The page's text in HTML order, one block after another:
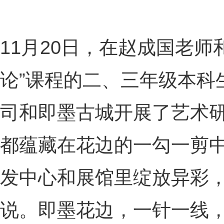
11月20日，在赵成国老师
论”课程的二、三年级本
司和即墨古城开展了艺术
都蕴藏在花边的一勾一剪
发中心和展馆里绽放异彩
说。即墨花边，一针一线